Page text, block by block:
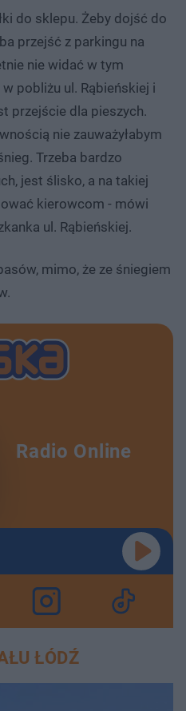
do sklepu. Żeby dojść do
przejść z parkingu na
nie widać w tym
pobliżu ul. Rąbieńskiej i
przejście dla pieszych.
nie zauważyłabym
Trzeba bardzo
jest ślisko, a na takiej
kierowcom - mówi
ul. Rąbieńskiej.
mimo, że ze śniegiem
Radio Online
ŁÓDŹ